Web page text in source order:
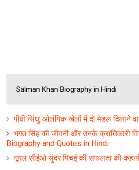
Salman Khan Biography in Hindi
पीवी सिंधु: ओलंपिक खेलों में दो मेडल दिलाने
भगत सिंह की जीवनी और उनके क्रांतिकारी
Biography and Quotes in Hindi
गूगल सीईओ सुंदर पिचई की सफलता की